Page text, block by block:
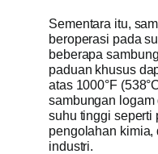
Sementara itu,
beroperasi pada
beberapa
paduan khusus
atas 1000°F
sambungan
suhu tinggi seperti
pengolahan kimia,
industri.